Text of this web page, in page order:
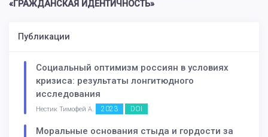
«ГРАЖДАНСКАЯ ИДЕНТИЧНОСТЬ»
Публикации
Социальный оптимизм россиян в условиях
кризиса: результаты лонгитюдного
исследования
Нестик Тимофей А. 2023 DOI
Моральные основания стыда и гордости за